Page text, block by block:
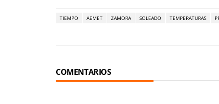
TIEMPO AEMET ZAMORA SOLEADO TEMPERATURAS
COMENTARIOS